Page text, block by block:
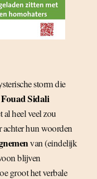
storm die
Sidali
al heel veel zou
achter hun woorden
van (eindelijk
blijven
groot het verbale